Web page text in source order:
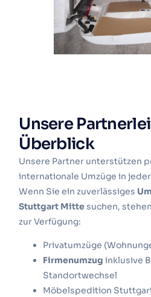
Unsere
Überblick
Unsere Partner unterstützen
internationale Umzüge in
Wenn Sie ein zuverlässiges
Stuttgart Mittesuchen,
zur Verfügung:
Privatumzüge
Firmenumzug inklusive
Standortwechsel
Möbelspedition